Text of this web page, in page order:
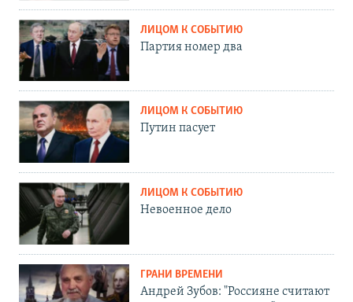
ЛИЦОМ К СОБЫТИЮ
Партия номер два
ЛИЦОМ К СОБЫТИЮ
Путин пасует
ЛИЦОМ К СОБЫТИЮ
Невоенное дело
ГРАНИ ВРЕМЕНИ
Андрей Зубов: "Россияне считают